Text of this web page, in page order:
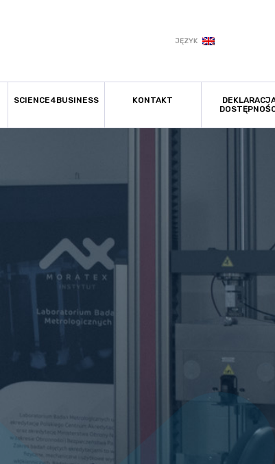
JĘZYK
SCIENCE4BUSINESS KONTAKT